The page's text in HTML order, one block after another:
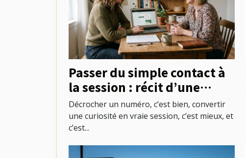
Passer du simple contact à
la session : récit d’une
première réservation
réussie
Décrocher un numéro, c’est bien, convertir
une curiosité en vraie session, c’est mieux, et
c’est...